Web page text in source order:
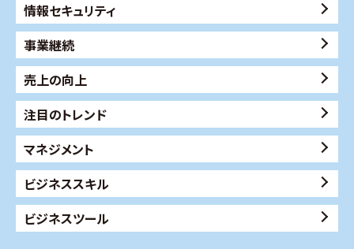
情報セキュリティ
事業継続
売上の向上
注目のトレンド
マネジメント
ビジネススキル
ビジネスツール